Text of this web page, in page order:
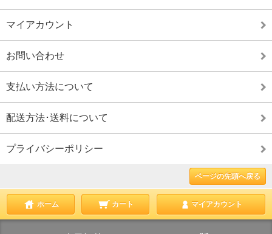
マイアカウント
お問い合わせ
支払い方法について
配送方法･送料について
プライバシーポリシー
ページの先頭へ戻る
ホーム カート マイアカウント